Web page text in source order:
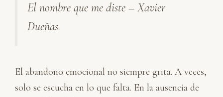
El nombre que me diste – Xavier
Dueñas
El abandono emocional no siempre grita. A veces,
solo se escucha en lo que falta. En la ausencia de